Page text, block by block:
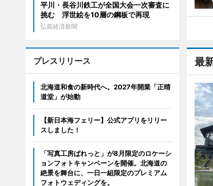
最
平川・長谷川鉄工が全国大会一次審査に
挑む 浮世絵を10層の鋼板で再現
弘前経済新聞
プレスリリース
北海道和食の新時代へ。2027年開業「正晴
道堂」が始動
【新日本海フェリー】公式アプリをリリー
スしました！
「写真工房ぱれっと」が8月限定のロケーシ
ョンフォトキャンペーンを開催。北海道の
絶景を舞台に、一日一組限定のプレミアム
フォトウェディングを。